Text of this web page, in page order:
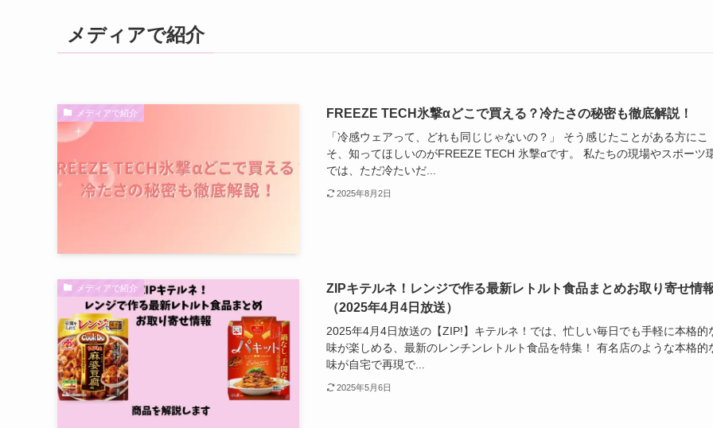
メディアで紹介
メディアで紹介 FREEZE TECH氷撃αどこで買える？冷たさの秘密も徹底解説！
「冷感ウェアって、どれも同じじゃないの？」 そう感じたことがある方にこ
そ、知ってほしいのがFREEZE TECH 氷撃αです。 私たちの現場やスポーツ
では、ただ冷たいだ...
2025年8月2日
メディアで紹介
ZIPキテルネ！レンジで作る最新レトルト食品まとめお取り寄せ情
（2025年4月4日放送）
2025年4月4日放送の【ZIP!】キテルネ！では、忙しい毎日でも手軽に本格的
味が楽しめる、最新のレンチンレトルト食品を特集！ 有名店のような本格的
味が自宅で再現で...
2025年5月6日